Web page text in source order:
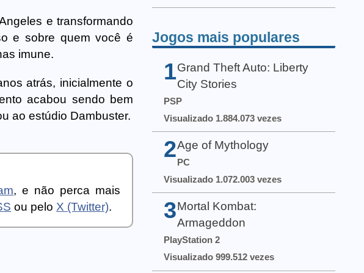
e transformando
e sobre quem você é
imune.
atrás, inicialmente o
acabou sendo bem
ao estúdio Dambuster.
, e não perca mais
ou pelo X (Twitter).
Jogos mais populares
1 Grand Theft Auto: Liberty
City Stories
PSP
Visualizado 1.884.073 vezes
2Age of Mythology
PC
Visualizado 1.072.003 vezes
3 Mortal Kombat:
Armageddon
PlayStation 2
Visualizado 999.512 vezes